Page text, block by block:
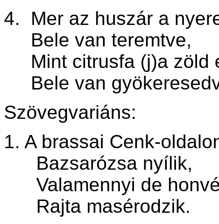
4. Mer az huszár a
Bele van teremtve,
Mint citrusfa (j)a zöld
Bele van
Szövegvariáns:
1. A brassai Cenk-
Bazsarózsa nyílik,
Valamennyi de
Rajta masérodzik.